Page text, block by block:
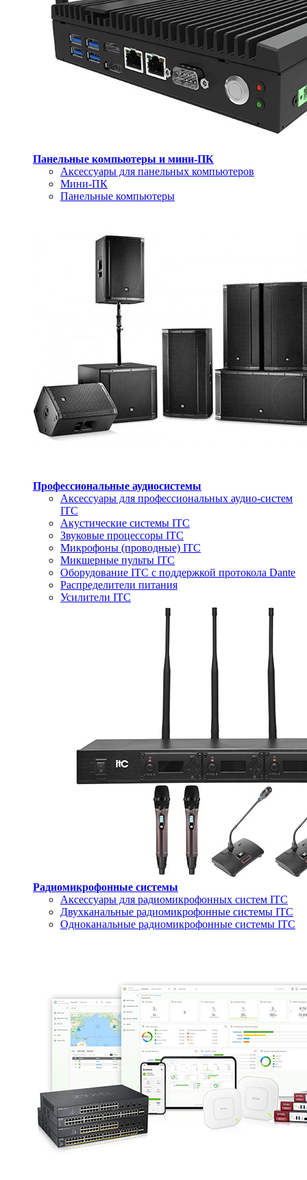
Панельные компьютеры и мини-ПК
Аксессуары для панельных компьютеров
Мини-ПК
Панельные компьютеры
Профессиональные аудиосистемы
Аксессуары для профессиональных аудио-систем
ITC
Акустические системы ITC
Звуковые процессоры ITC
Микрофоны (проводные) ITC
Микшерные пульты ITC
Оборудование ITC с поддержкой протокола Dante
Распределители питания
Усилители ITC
Радиомикрофонные системы
Аксессуары для радиомикрофонных систем ITC
Двухканальные радиомикрофонные системы ITC
Одноканальные радиомикрофонные системы ITC